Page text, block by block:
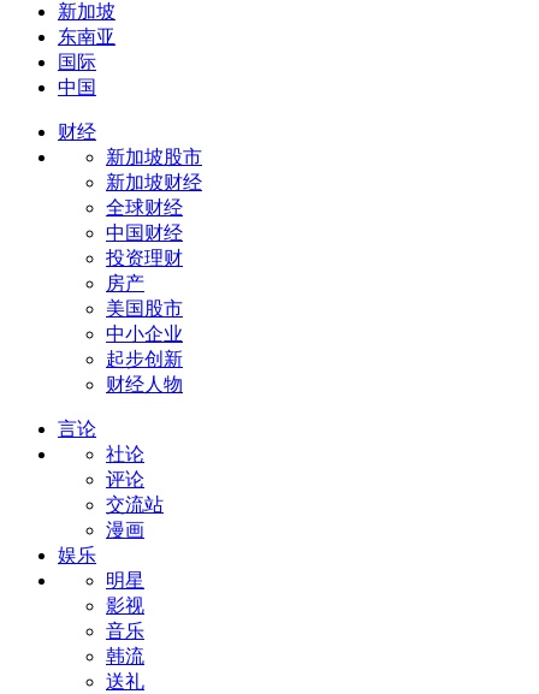
新加坡
东南亚
国际
中国
财经
新加坡股市
新加坡财经
全球财经
中国财经
投资理财
房产
美国股市
中小企业
起步创新
财经人物
言论
社论
评论
交流站
漫画
娱乐
明星
影视
音乐
韩流
送礼